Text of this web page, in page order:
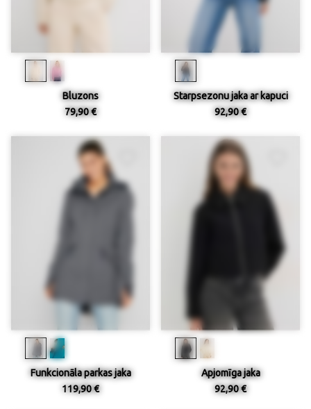
Bluzons
79,90 €
Starpsezonu jaka ar kapuci
92,90 €
Funkcionāla parkas jaka
119,90 €
Apjomīga jaka
92,90 €